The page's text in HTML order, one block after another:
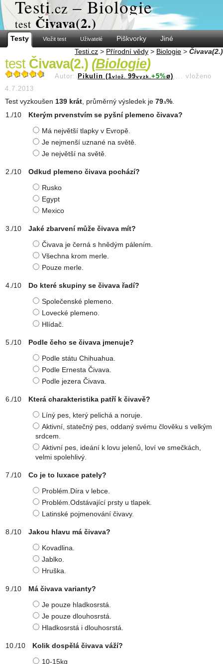
Testi.cz – Biologie
test Čivava(2.)
Testy Vložit test Uživatelé Piškvorky
Jiné
Testi.cz > Přírodní vědy > Biologie > Čivava(2.)
test Čivava(2.) (Biologie)
Autor: Pikulin (1vlož. 99vyzk. +5%ø) ... vloženo
4.7.2013
Test vyzkoušen 139 krát , průměrný výsledek je 79 .5%
Kterým prvenstvím se pyšní plemeno čivava?
Má největší tlapky v Evropě.
Je nejmenší uznané na světě.
Je největší na světě.
Odkud plemeno čivava pochází?
Rusko
Egypt
Mexico
Jaké zbarvení může čivava mít?
Čivava je černá s hnědým pálením.
Všechna krom merle.
Pouze merle.
Do které skupiny se čivava řadí?
Společenské plemeno.
Lovecké plemeno.
Hlídač.
Podle čeho se čivava jmenuje?
Podle státu Chihuahua.
Podle Ernesta Čivava.
Podle jezera Čivava.
Která charakteristika patří k čivavě?
Líný pes, který pelichá a noruje.
Aktivní, statečný pes, oddaný svému člověku s velkým
srdcem.
Aktivní pes, ideání k lovu jelenů, loví ve smečkách,
velmi spolehlivý.
Co je to luxace pately?
Problém.Díra v lebce.
Problém.Odstávající prsty u tlapek.
Latinské pojmenování čivavy.
Jakou hlavu má čivava?
Kovadlina.
Jablko.
Hruška.
Má čivava varianty?
Je pouze hladkosrstá.
Je pouze dlouhosrstá.
Hladkosrstá i dlouhosrstá.
Kolik dospělá čivava váží?
10-15kg